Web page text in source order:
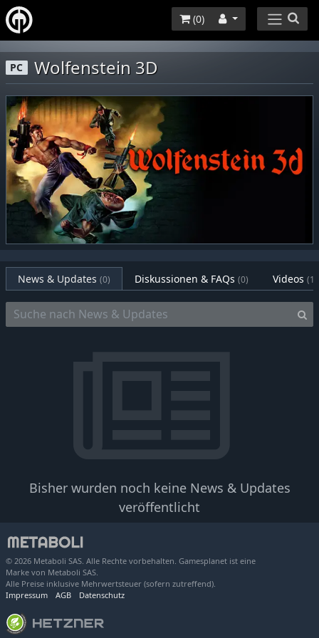
(0)
PC Wolfenstein 3D
News & Updates (0) Diskussionen & FAQs (0) Videos (1)
Bisher wurden noch keine News & Updates
veröffentlicht
© 2026 Metaboli SAS. Alle Rechte vorbehalten. Gamesplanet ist eine
Marke von Metaboli SAS.
Alle Preise inklusive Mehrwertsteuer (sofern zutreffend).
Impressum
AGB Datenschutz